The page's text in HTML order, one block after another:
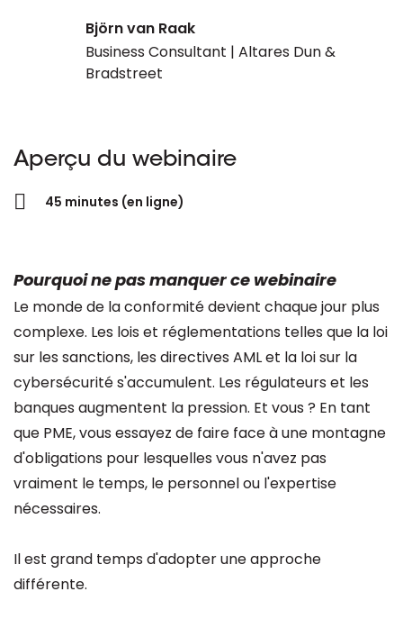
Björn van Raak
Business Consultant | Altares Dun &
Bradstreet
Aperçu du webinaire
45 minutes (en ligne)
Pourquoi ne pas manquer ce webinaire
Le monde de la conformité devient chaque jour plus
complexe. Les lois et réglementations telles que la loi
sur les sanctions, les directives AML et la loi sur la
cybersécurité s'accumulent. Les régulateurs et les
banques augmentent la pression. Et vous ? En tant
que PME, vous essayez de faire face à une montagne
d'obligations pour lesquelles vous n'avez pas
vraiment le temps, le personnel ou l'expertise
nécessaires.
Il est grand temps d'adopter une approche
différente.